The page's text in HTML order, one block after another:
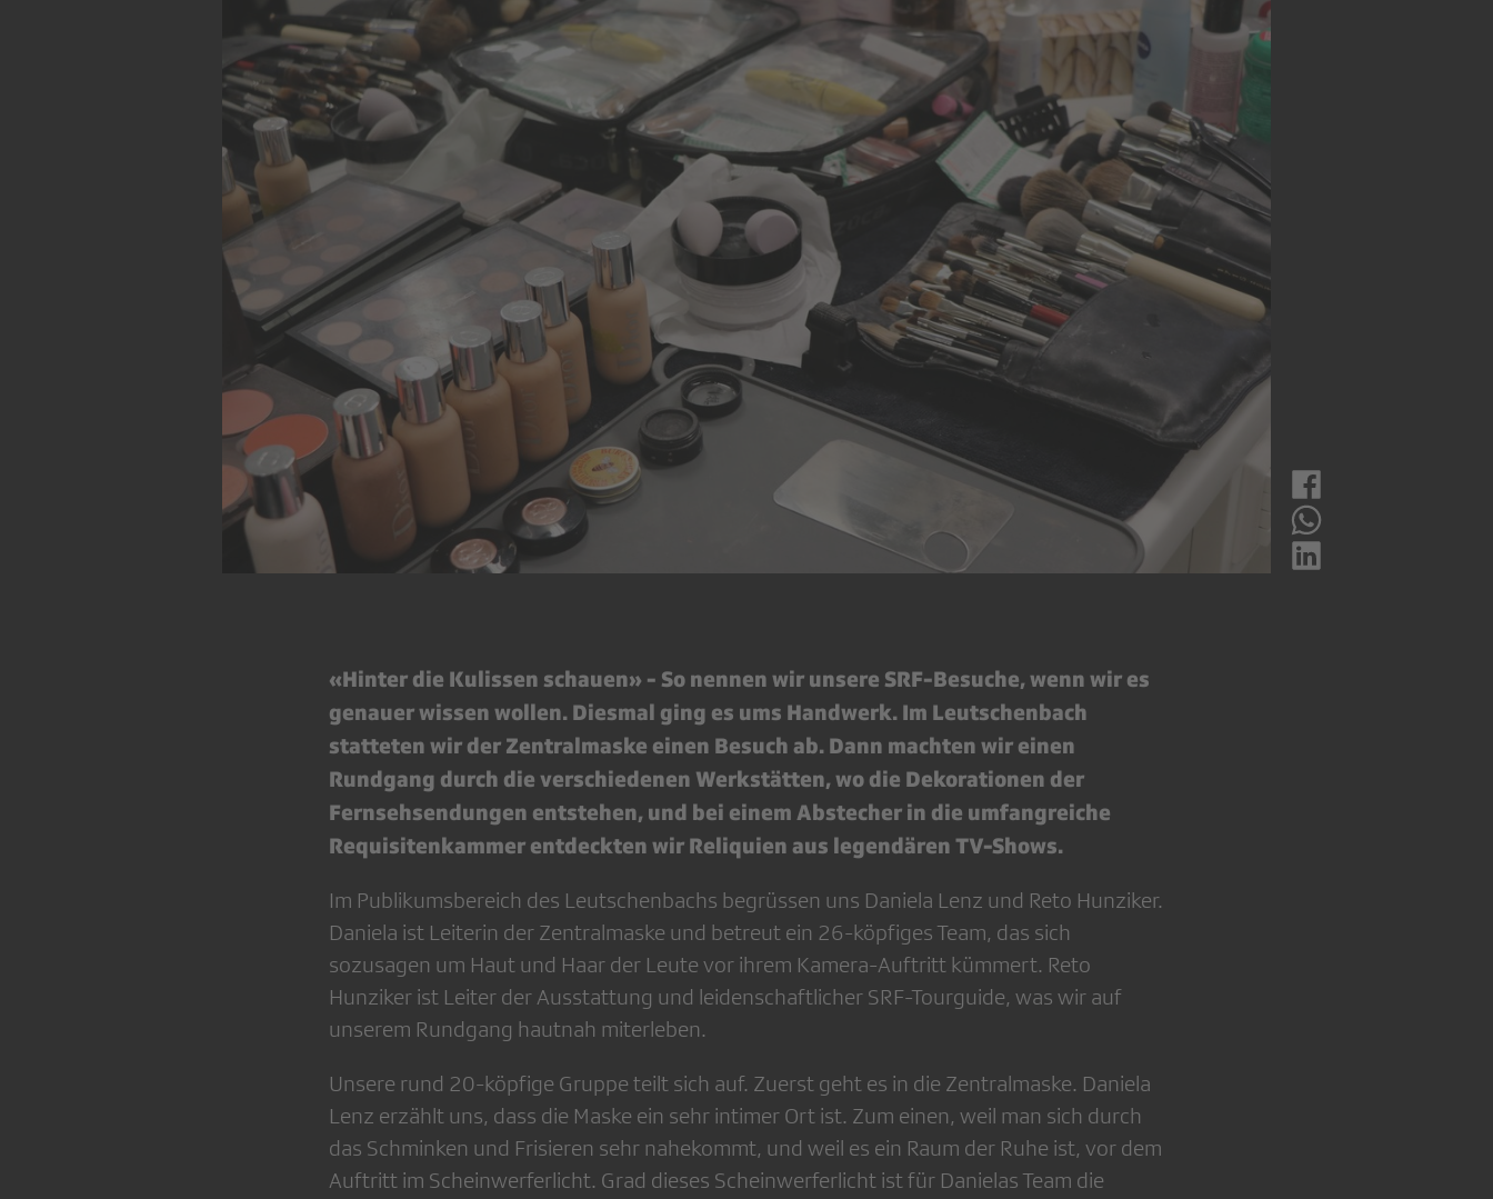
«Hinter die Kulissen schauen» - So nennen wir unsere SRF-Besuche, wenn wir es
genauer wissen wollen. Diesmal ging es ums Handwerk. Im Leutschenbach
statteten wir der Zentralmaske einen Besuch ab. Dann machten wir einen
Rundgang durch die verschiedenen Werkstätten, wo die Dekorationen der
Fernsehsendungen entstehen, und bei einem Abstecher in die umfangreiche
Requisitenkammer entdeckten wir Reliquien aus legendären TV-Shows.
Im Publikumsbereich des Leutschenbachs begrüssen uns Daniela Lenz und Reto Hunziker.
Daniela ist Leiterin der Zentralmaske und betreut ein 26-köpfiges Team, das sich
sozusagen um Haut und Haar der Leute vor ihrem Kamera-Auftritt kümmert. Reto
Hunziker ist Leiter der Ausstattung und leidenschaftlicher SRF-Tourguide, was wir auf
unserem Rundgang hautnah miterleben.
Unsere rund 20-köpfige Gruppe teilt sich auf. Zuerst geht es in die Zentralmaske. Daniela
Lenz erzählt uns, dass die Maske ein sehr intimer Ort ist. Zum einen, weil man sich durch
das Schminken und Frisieren sehr nahekommt, und weil es ein Raum der Ruhe ist, vor dem
Auftritt im Scheinwerferlicht. Grad dieses Scheinwerferlicht ist für Danielas Team die